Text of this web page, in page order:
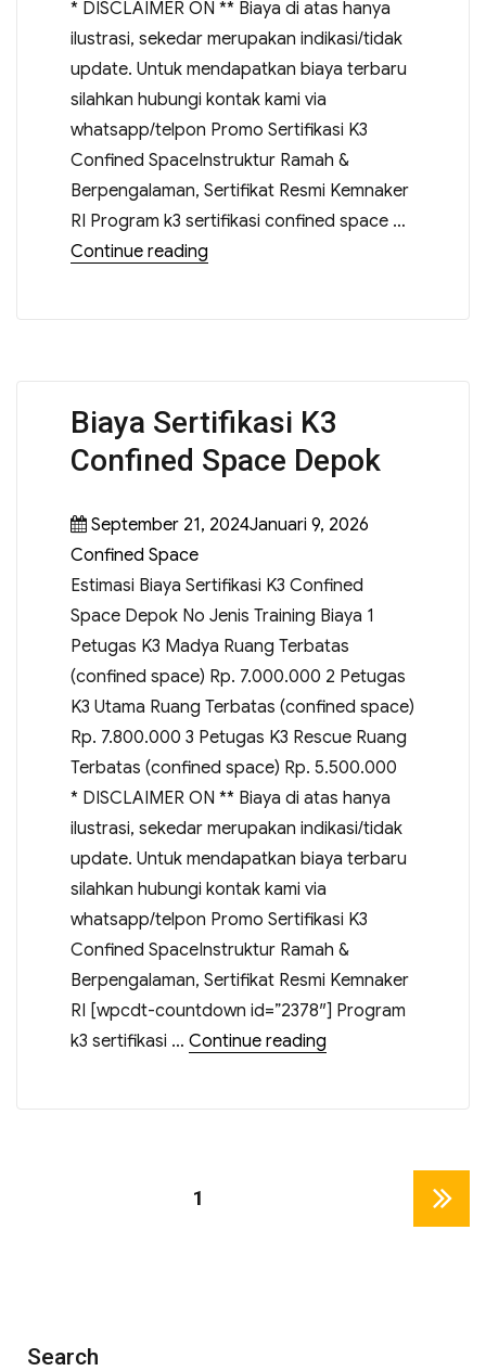
* DISCLAIMER ON ** Biaya di atas hanya
ilustrasi, sekedar merupakan indikasi/tidak
update. Untuk mendapatkan biaya terbaru
silahkan hubungi kontak kami via
whatsapp/telpon Promo Sertifikasi K3
Confined SpaceInstruktur Ramah &
Berpengalaman, Sertifikat Resmi Kemnaker
RI Program k3 sertifikasi confined space …
Continue reading
Biaya Sertifikasi K3
Confined Space Depok
September 21, 2024Januari 9, 2026
Confined Space
Estimasi Biaya Sertifikasi K3 Confined
Space Depok No Jenis Training Biaya 1
Petugas K3 Madya Ruang Terbatas
(confined space) Rp. 7.000.000 2 Petugas
K3 Utama Ruang Terbatas (confined space)
Rp. 7.800.000 3 Petugas K3 Rescue Ruang
Terbatas (confined space) Rp. 5.500.000
* DISCLAIMER ON ** Biaya di atas hanya
ilustrasi, sekedar merupakan indikasi/tidak
update. Untuk mendapatkan biaya terbaru
silahkan hubungi kontak kami via
whatsapp/telpon Promo Sertifikasi K3
Confined SpaceInstruktur Ramah &
Berpengalaman, Sertifikat Resmi Kemnaker
RI [wpcdt-countdown id=”2378″] Program
k3 sertifikasi … Continue reading
1
Search